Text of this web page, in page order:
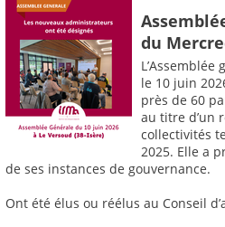
du
L’Assemblée
le 10 juin
près de 60
au titre d’un
collectivités
2025. Elle a
de ses instances de gouvernance.
Ont été élus ou réélus au Conseil